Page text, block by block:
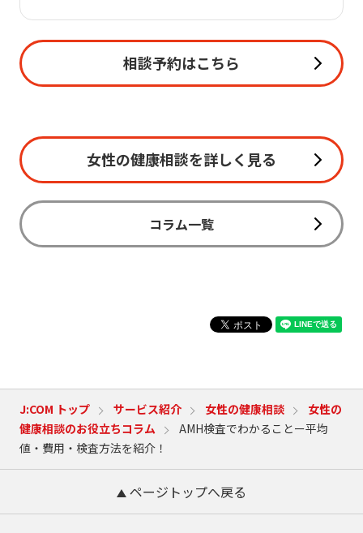
相談予約はこちら
女性の健康相談を詳しく見る
コラム一覧
J:COM トップ サービス紹介 女性の健康相談
女性の
健康相談のお役立ちコラム
AMH検査でわかることー平均
値・費用・検査方法を紹介！
ページトップへ戻る